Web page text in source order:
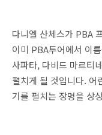
다니엘 산체스가 PBA
이미 PBA투어에서 이
사파타, 다비드 마르티
펼치게 될 것입니다. 어
기를 펼치는 장명을 상